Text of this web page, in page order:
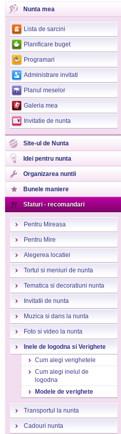
Nunta mea
Lista de sarcini
Planificare buget
Programari
Administrare invitati
Planul meselor
Galeria mea
Invitatie de nunta
Site-ul de Nunta
Idei pentru nunta
Organizarea nuntii
Bunele maniere
Sfaturi - recomandari
Pentru Mireasa
Pentru Mire
Alegerea locatiei
Tortul si meniuri de nunta
Tematica si decoratiuni nunta
Invitatii de nunta
Muzica si dans la nunta
Foto si video la nunta
Inele de logodna si Verighete
Cum alegi verighetele
Cum alegi inelul de
logodna
Modele de verighete
Transportul la nunta
Cadouri nunta